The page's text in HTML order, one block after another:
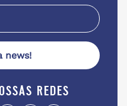
news!
redes